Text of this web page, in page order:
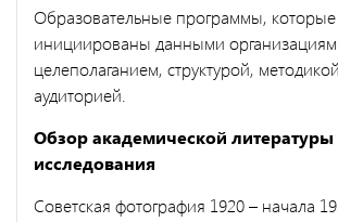
Образовательные программы,
инициированы данными
целеполаганием, структурой,
аудиторией.
Обзор академической литературы
исследования
Советская фотография 1920 – начала